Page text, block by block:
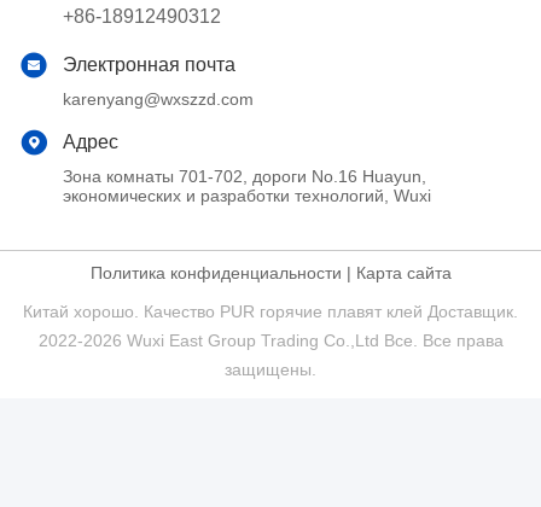
+86-18912490312
Электронная почта
karenyang@wxszzd.com
Адрес
Зона комнаты 701-702, дороги No.16 Huayun,
экономических и разработки технологий, Wuxi
Политика конфиденциальности | Карта сайта
Китай хорошо. Качество PUR горячие плавят клей Доставщик.
2022-2026 Wuxi East Group Trading Co.,Ltd Все. Все права
защищены.